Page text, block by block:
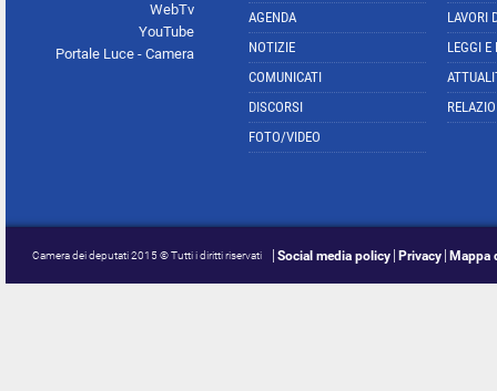
WebTv
YouTube
Portale Luce - Camera
AGENDA
NOTIZIE
COMUNICATI
DISCORSI
FOTO/VIDEO
LAVORI
LEGGI E
Camera dei deputati 2015 © Tutti i diritti riservati Social media policy Privacy Mappa